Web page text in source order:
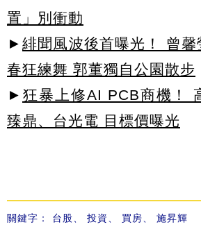
置」別衝動
► 緋聞風波後首曝光！ 曾馨
春狂練舞 郭董獨自公園散步
► 狂暴上修AI PCB商機！
臻鼎、台光電 目標價曝光
關鍵字： 台股 投資 買房 施昇輝